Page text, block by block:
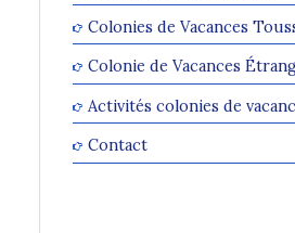
Colonies de Vacances
Colonie de Vacances
Activités colonies de
Contact